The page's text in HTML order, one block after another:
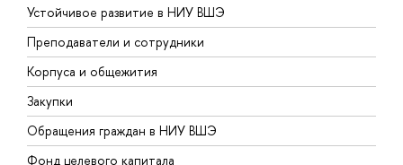
Устойчивое развитие в НИУ ВШЭ
Преподаватели и сотрудники
Корпуса и общежития
Закупки
Обращения граждан в НИУ ВШЭ
Фонд целевого капитала